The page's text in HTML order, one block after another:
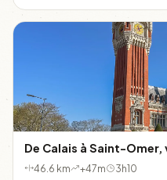
De Calais à Saint-Omer,
46.6 km +47m 3h10